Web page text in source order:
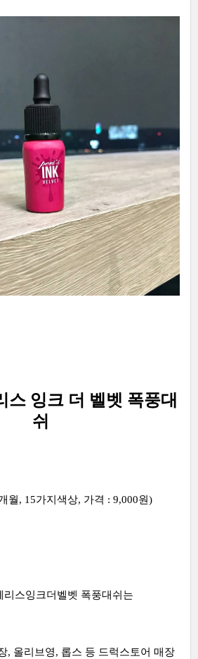
스 잉크 더 벨벳 폭풍대
쉬
월, 15가지색상, 가격 : 9,000원)
리스잉크더벨벳 폭풍대쉬는
, 올리브영, 롭스 등 드럭스토어 매장